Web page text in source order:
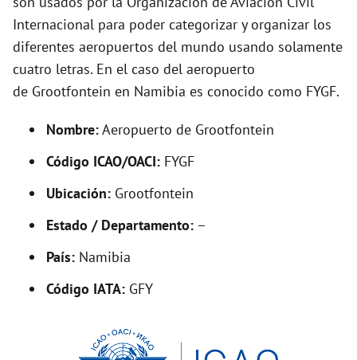
o
Internacional para poder categorizar y organizar los
diferentes aeropuertos del mundo usando solamente
cuatro letras. En el caso del aeropuerto
de Grootfontein en Namibia es conocido como FYGF.
Nombre:Aeropuerto de Grootfontein
Código ICAO/OACI: FYGF
Ubicación: Grootfontein
Estado / Departamento: –
País: Namibia
Código IATA: GFY